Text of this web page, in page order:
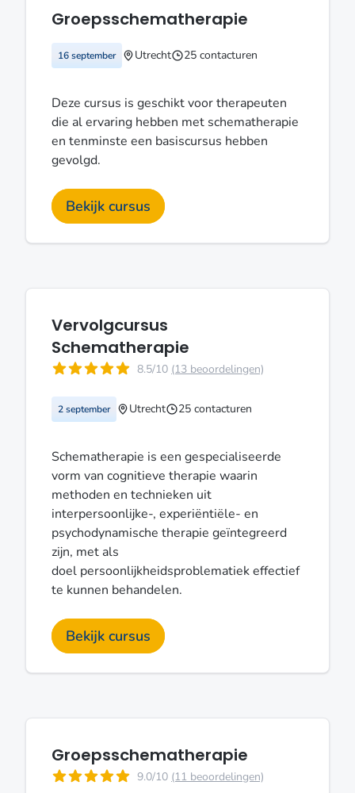
Groepsschematherapie
16 september Utrecht 25 contacturen
Deze cursus is geschikt voor therapeuten
die al ervaring hebben met schematherapie
en tenminste een basiscursus hebben
gevolgd.
Bekijk cursus
Vervolgcursus
Schematherapie
8.5/10 (13 beoordelingen)
2 september Utrecht 25 contacturen
Schematherapie is een gespecialiseerde
vorm van cognitieve therapie waarin
methoden en technieken uit
interpersoonlijke-, experiëntiële- en
psychodynamische therapie geïntegreerd
zijn, met als
doel persoonlijkheidsproblematiek effectief
te kunnen behandelen.
Bekijk cursus
Groepsschematherapie
9.0/10 (11 beoordelingen)